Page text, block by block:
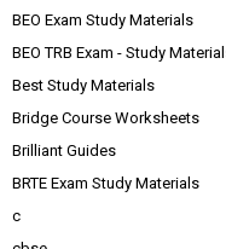
BEO Exam Study Materials
BEO TRB Exam - Study
Best Study Materials
Bridge Course Worksheets
Brilliant Guides
BRTE Exam Study Materials
c